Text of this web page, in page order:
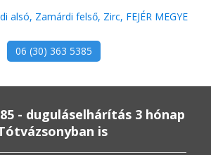
alsó, Zamárdi felső, Zirc, FEJÉR MEGYE
06 (30) 363 5385
- duguláselhárítás 3 hónap
is